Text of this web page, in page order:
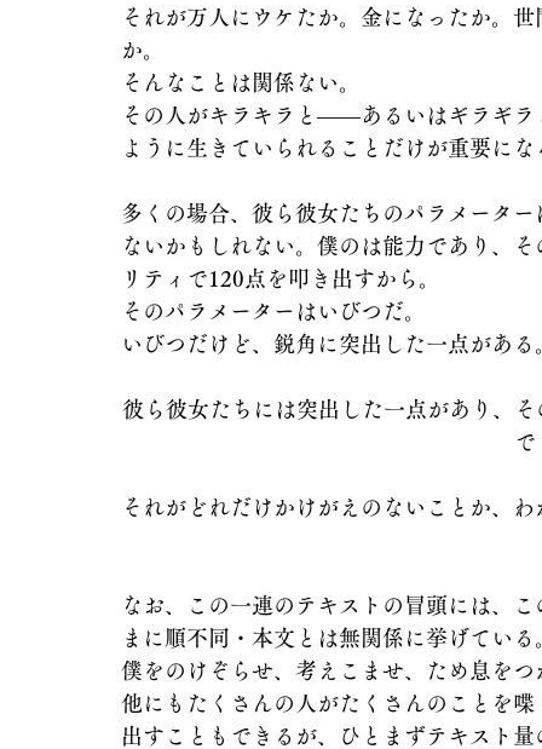
それが万人にウケたか。金になったか。
か。
そんなことは関係ない。
その人がキラキラと――あるいはギラギ
ように生きていられることだけが重要にな
多くの場合、彼ら彼女たちのパラメータ
ないかもしれない。僕のは能力であり、
リティで120点を叩き出すから。
そのパラメーターはいびつだ。
いびつだけど、鋭角に突出した一点がある
彼ら彼女たちには突出した一点があり、
で
それがどれだけかけがえのないことか、
なお、この一連のテキストの冒頭には、
まに順不同・本文とは無関係に挙げている
僕をのけぞらせ、考えこませ、ため息をつ
他にもたくさんの人がたくさんのことを
出すこともできるが、ひとまずテキスト